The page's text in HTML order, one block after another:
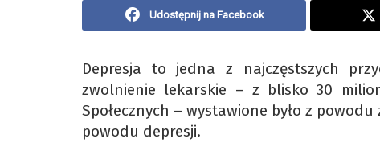
Udostępnij na Facebook
Depresja to jedna z najczęstszych
zwolnienie lekarskie – z blisko 30
Społecznych – wystawione było z
powodu depresji.